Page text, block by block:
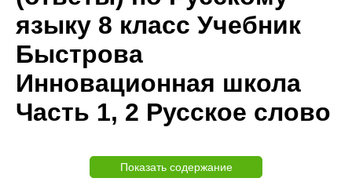
языку 8 класс Учебник
Быстрова
Инновационная школа
Часть 1, 2 Русское слово
Показать содержание